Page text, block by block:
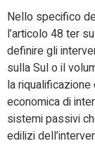
Nello specifico
l’articolo 48 ter
definire gli
sulla Sul o il
la
economica di
sistemi passivi
edilizi